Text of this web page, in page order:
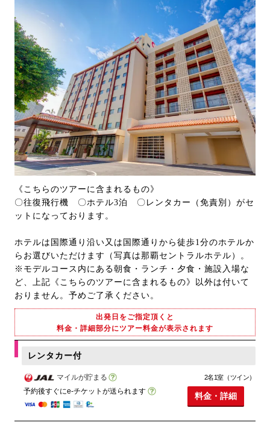
《こちらのツアーに含まれるもの》
〇往復飛行機 〇ホテル3泊 〇レンタカー（免責別）がセ
ットになっております。
ホテルは国際通り沿い又は国際通りから徒歩1分のホテルか
らお選びいただけます（写真は那覇セントラルホテル）。
※モデルコース内にある朝食・ランチ・夕食・施設入場な
ど、上記《こちらのツアーに含まれるもの》以外は付いて
おりません。予めご了承ください。
出発日をご指定頂くと
料金・詳細部分にツアー料金が表示されます
レンタカー付
マイルが貯まる
予約後すぐにe-チケットが送られます
2名1室（ツイン）
料金・詳細